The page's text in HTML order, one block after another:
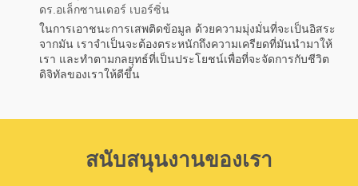
ดร.อเล็กซานเดอร์ เบอร์ซิ่น
ในการเอาชนะการเสพติดข้อมูล ด้วยความมุ่งมั่นที่จะเป็นอิสระ
จากมัน เราจำเป็นจะต้องตระหนักถึงความเครียดที่มันนำมาให้
เรา และทำตามกลยุทธ์ที่เป็นประโยชน์เพื่อที่จะจัดการกับชีวิต
ดิจิทัลของเราให้ดีขึ้น
สนับสนุนงานของเรา